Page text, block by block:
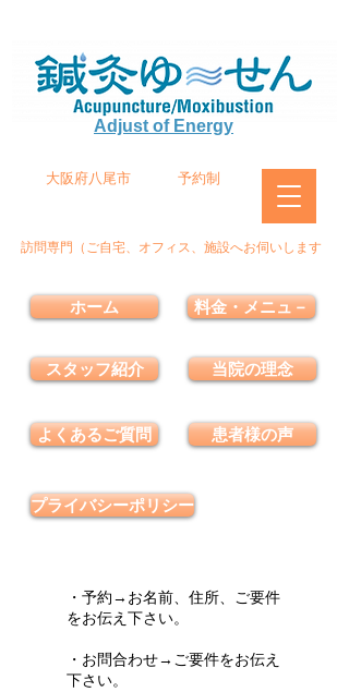
Adjust of Energy
大阪府八尾市 予約制
訪問専門（ご自宅、オフィス、施設へお伺いします
ホーム
スタッフ紹介
よくあるご質問
料金・メニュ－
当院の理念
患者様の声
プライバシーポリシー
・予約→お名前、住所、ご要件
をお伝え下さい。
・お問合わせ→ご要件をお伝え
下さい。